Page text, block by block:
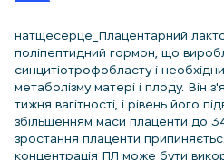
натщесерце_Плацентарний
поліпептидний гормон, що
синцитіотрофобласту і
метаболізму матері і плоду. Він
тижня вагітності, і рівень його
збільшенням маси плаценти до
зростання плаценти
концентрація ПЛ може бути